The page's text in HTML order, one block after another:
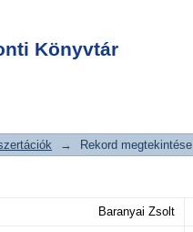
Könyvtár
→ Rekord megtekintése
Baranyai Zsolt